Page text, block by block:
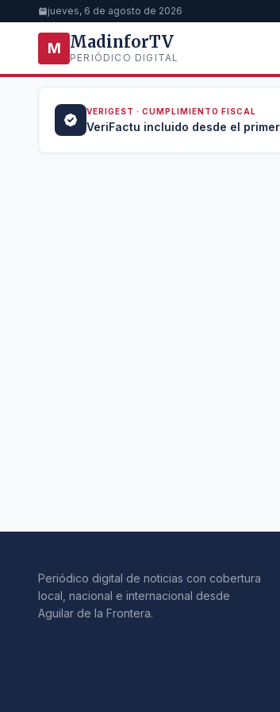
jueves, 6 de agosto de 2026
M MadinforTV
PERIÓDICO DIGITAL
VERIGEST · CUMPLIMIENTO FISCAL
VeriFactu incluido desde el
Periódico digital de noticias con cobertura
local, nacional e internacional desde
Aguilar de la Frontera.